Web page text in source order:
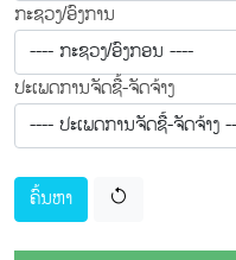
ກະຊວງ/ອົງການ
ປະເພດການຈັດຊື້-ຈັດຈ້າງ
ຄົ້ນຫາ